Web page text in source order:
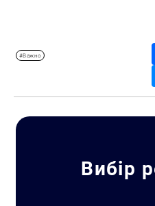
#Важно
Вибір